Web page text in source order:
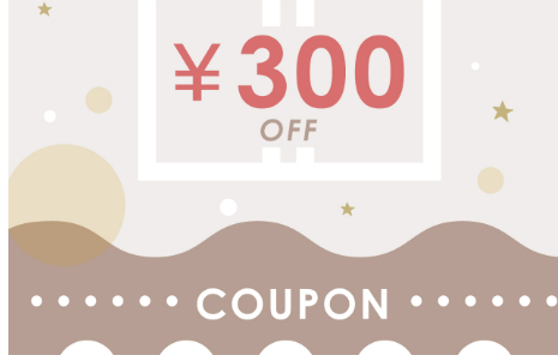
まぁるいおそらのプレイジムマット コットンキャンディ